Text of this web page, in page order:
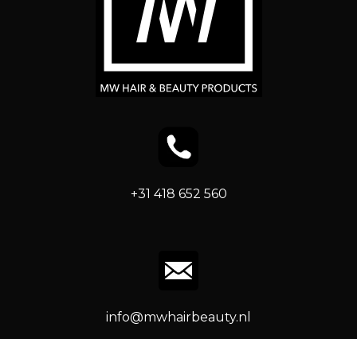
+31 418 652 560
info@mwhairbeauty.nl